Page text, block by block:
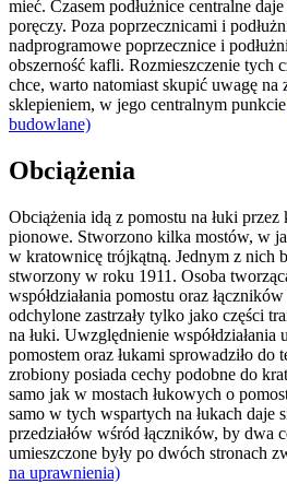
mieć. Czasem podłużnice centralne
poręczy. Poza poprzecznicami i
nadprogramowe poprzecznice i
obszerność kafli. Rozmieszczenie tych
chce, warto natomiast skupić uwagę na
sklepieniem, w jego centralnym
budowlane)
Obciążenia
Obciążenia idą z pomostu na łuki
pionowe. Stworzono kilka mostów, w
w kratownicę trójkątną. Jednym z nich
stworzony w roku 1911. Osoba
współdziałania pomostu oraz
odchylone zastrzały tylko jako części
na łuki. Uwzględnienie współdziałania
pomostem oraz łukami sprowadziło do
zrobiony posiada cechy podobne do
samo jak w mostach łukowych o
samo w tych wspartych na łukach daje
przedziałów wśród łączników, by dwa
umieszczone były po dwóch stronach
na uprawnienia)